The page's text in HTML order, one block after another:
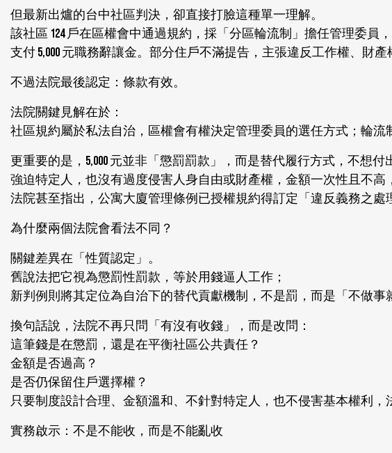
但最新出爐的台中社區判決，卻直接打臉這種單一理解。
該社區 124 戶在區權會中通過規約，採「分區輪流制」擔任管理委
支付 5,000 元職務辭讓金。部分住戶不滿提告，主張違反工作權、財產
不過法院最後認定：條款有效。
法院關鍵見解在於：
社區規約屬於私法自治，區權會有權決定管理委員的選任方式；輪流
更重要的是，5,000 元並非「懲罰罰款」，而是替代履行方式，不想
強迫特定人，也沒有過度侵害人身自由或財產權，金額一次性且不高
法院甚至指出，公寓大廈管理條例已授權規約得訂定「違反義務之處
為什麼兩個法院會看法不同？
關鍵差異在「性質認定」。
舊說法把它視為懲罰性罰款，等於用錢逼人工作；
新判例則將其定位為自治下的替代貢獻機制，不是罰，而是「不做事
換句話說，法院不再只問「有沒有收錢」，而是改問：
這筆錢是在懲罰，還是在平衡社區公共責任？
金額是否過高？
是否仍保留住戶選擇權？
只要制度設計合理、金額溫和、不針對特定人，也不侵害基本權利，
實務啟示：不是不能收，而是不能亂收